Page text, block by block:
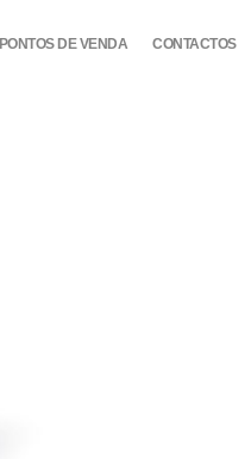
PONTOS DE VENDA CONTACTOS